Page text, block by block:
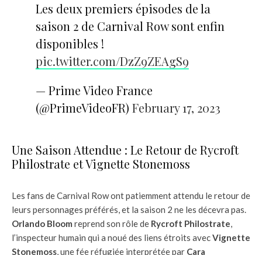
Les deux premiers épisodes de la
saison 2 de Carnival Row sont enfin
disponibles !
pic.twitter.com/DzZ9ZEAgS9
— Prime Video France
(@PrimeVideoFR) February 17, 2023
Une Saison Attendue : Le Retour de Rycroft
Philostrate et Vignette Stonemoss
Les fans de Carnival Row ont patiemment attendu le retour de
leurs personnages préférés, et la saison 2 ne les décevra pas.
Orlando Bloom reprend son rôle de Rycroft Philostrate,
l’inspecteur humain qui a noué des liens étroits avecVignette
Stonemoss, une fée réfugiée interprétée par Cara